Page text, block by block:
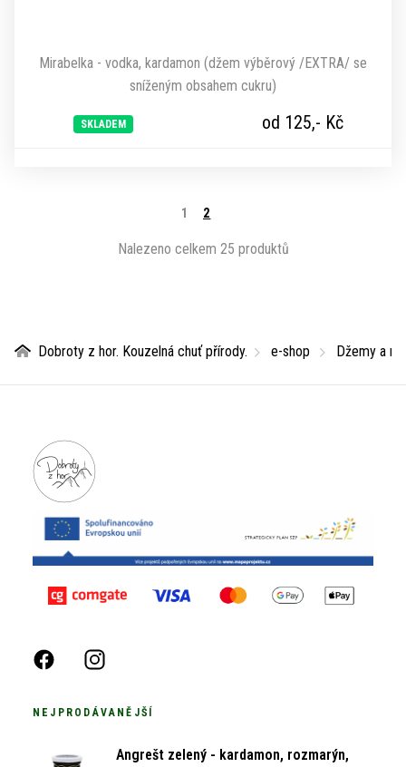
Mirabelka - vodka, kardamon (džem výběrový /EXTRA/ se
sníženým obsahem cukru)
SKLADEM od 125,- Kč
1 2
Nalezeno celkem 25 produktů
Dobroty z hor. Kouzelná chuť přírody. e-shop Džemy a
NEJPRODÁVANĚJŠÍ
Angrešt zelený - kardamon, rozmarýn,